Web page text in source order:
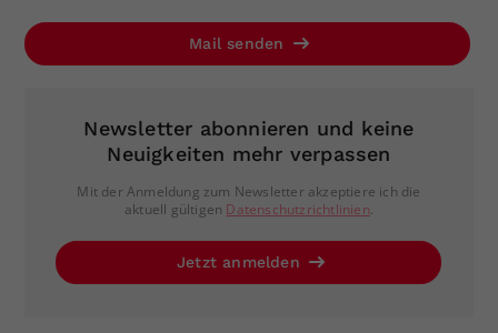
Mail senden
Newsletter abonnieren und keine
Neuigkeiten mehr verpassen
Mit der Anmeldung zum Newsletter akzeptiere ich die
aktuell gültigen Datenschutzrichtlinien.
Jetzt anmelden